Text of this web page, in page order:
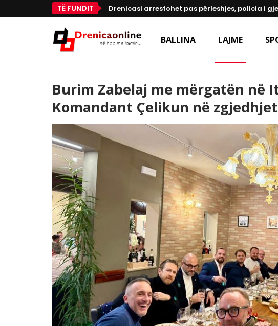
TË FUNDIT Drenicasi arrestohet pas përleshjes, policia i
BALLINA LAJME
Burim Zabelaj me mërgatën në
Komandant Çelikun në